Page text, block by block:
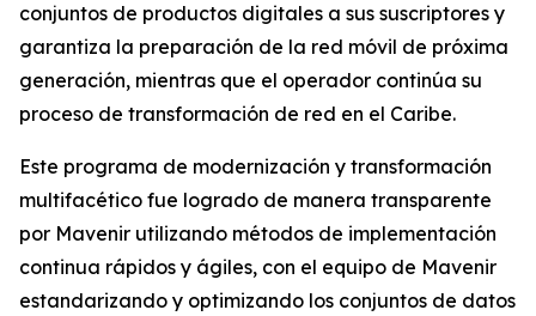
conjuntos de productos digitales a sus suscriptores y
garantiza la preparación de la red móvil de próxima
generación, mientras que el operador continúa su
proceso de transformación de red en el Caribe.
Este programa de modernización y transformación
multifacético fue logrado de manera transparente
por Mavenir utilizando métodos de implementación
continua rápidos y ágiles, con el equipo de Mavenir
estandarizando y optimizando los conjuntos de datos